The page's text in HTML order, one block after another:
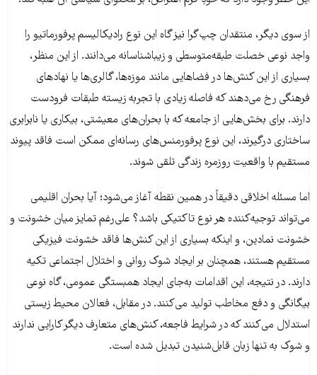
از سوی دیگر، منتقدان چپ‌گرا نیز گاه این نوع رادیکالیسم پرفورماتیو را
واجد نوعی خصلت طبقه‌متوسطی و زیباشناسانه می‌دانند. از این منظر،
بسیاری از این کنش‌ها در فضاهایی مانند موزه‌ها، گالری‌ها یا نهادهای
فرهنگی رخ می‌دهند که فاصله زیادی با تجربه زیسته طبقات فرودست
دارند. برای بخش‌هایی از جامعه که با بحران‌های معیشتی، بیکاری یا نابرابری
ساختاری درگیرند، این نوع پرفورمنس‌های رسانه‌ای ممکن است فاقد پیوند
مستقیم با واقعیت روزمره زندگی تلقی شوند.
اما مسئله اخلاقی دقیقاً در همین نقطه آغاز می‌شود؛ آیا بحران اقلیمی
می‌تواند توجیه‌کننده هر نوع تاکتیکی باشد؟ علی‌رغم تمایز میان خشونت و
خشونت نمادین، و اینکه بسیاری از این کنش‌ها فاقد خشونت فیزیکی
مستقیم هستند، همچنان بر ایجاد شوک روانی و اختلال اجتماعی تکیه
دارند. در نتیجه، این اقدامات به‌جای ایجاد همبستگی عمومی، گاه نوعی
بیگانگی و دفع مخاطب تولید می‌کنند. در مقابل، فعالان محیط‌ زیستی
استدلال می‌کنند که در شرایط فاجعه، کنش‌های متعارف دیگر کارایی ندارند
و شوک به تنها زبان قابل‌شنیدن تبدیل شده است.